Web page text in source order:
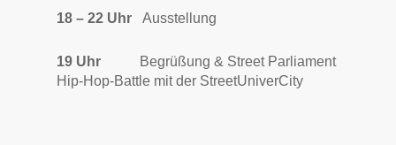
18 – 22 UhrAusstellung
19 Uhr
Begrüßung & Street Parliament
Hip-Hop-Battle mit der StreetUniverCity